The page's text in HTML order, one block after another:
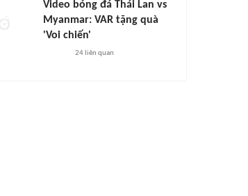
Video bóng đá Thái Lan vs
Myanmar: VAR tặng quà
'Voi chiến'
24liên quan